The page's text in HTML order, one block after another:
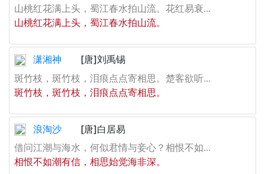
山桃红花满上头，蜀江春水拍山流。花红易衰...
山桃红花满上头，蜀江春水拍山流。
潇湘神
[唐]刘禹锡
斑竹枝，斑竹枝，泪痕点点寄相思。楚客欲听...
斑竹枝，斑竹枝，泪痕点点寄相思。
浪淘沙
[唐]白居易
借问江潮与海水，何似君情与妾心？相恨不如...
相恨不如潮有信，相思始觉海非深。